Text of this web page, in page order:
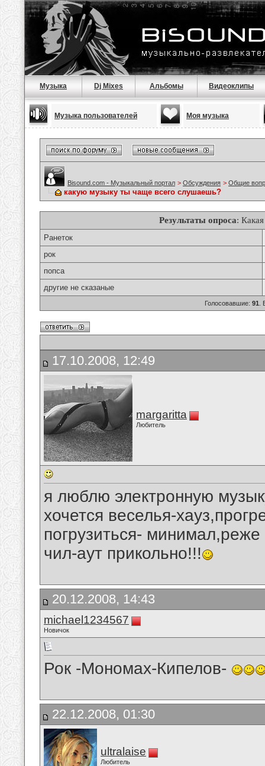
Музыка Dj Mixes Альбомы Видеоклипы
Музыка пользователей Моя музыка
Bisound.com - Музыкальный портал > Обсуждения > Общие
какую музыку ты чаще всего слушаешь?
Результаты опроса:
Ранеток
рок
попса
другие не сказаные
Голосовавшие: 91 .
17.10.2008, 12:49
margaritta
Любитель
я люблю электронную
хочется веселья-
погрузиться-
чил-аут прикольно!!!
20.12.2008, 14:43
michael1234567
Новичок
Рок -Мономах-Кипелов-
22.12.2008, 01:30
ultralaise
Любитель